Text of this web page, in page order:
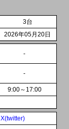
3台
2026年05月20日
-
-
9:00～17:00
X(twitter)